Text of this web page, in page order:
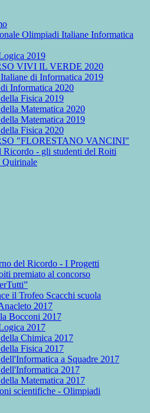
Olimpiadi Italiane Informatica
2019
VIVI IL VERDE 2020
di Informatica 2019
Informatica 2020
Fisica 2019
Matematica 2020
Matematica 2019
Fisica 2020
"FLORESTANO VANCINI"
Ricordo - gli studenti del Roiti
Quirinale
del Ricordo - I Progetti
premiato al concorso
il Trofeo Scacchi scuola
2017
Bocconi 2017
2017
Chimica 2017
Fisica 2017
a Squadre 2017
2017
Matematica 2017
scientifiche - Olimpiadi